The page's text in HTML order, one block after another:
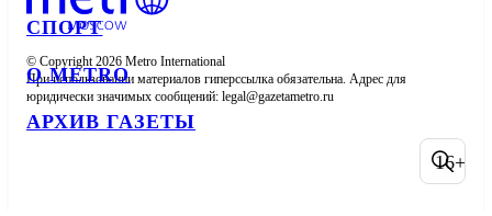
СПОРТ
О METRO
АРХИВ ГАЗЕТЫ
© Copyright 2026 Metro International
При использовании материалов гиперссылка обязательна. Адрес для
юридически значимых сообщений:
16+